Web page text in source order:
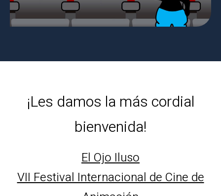
¡Les damos la más cordial
bienvenida!
El Ojo Iluso
VII Festival Internacional de Cine de